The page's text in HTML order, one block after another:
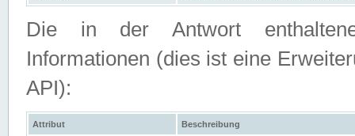
Die in der Antwort
Informationen (dies ist eine
API):
Attribut Beschreibung